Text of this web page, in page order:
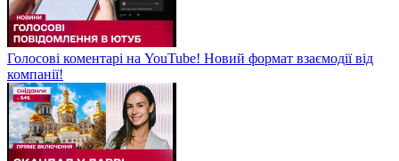
Голосові коментарі на YouTube! Новий формат взаємодії від
компанії!